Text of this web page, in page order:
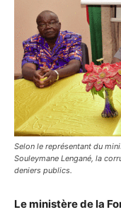
Selon le représentant du
Souleymane Lengané, la
deniers publics.
Le ministère de la